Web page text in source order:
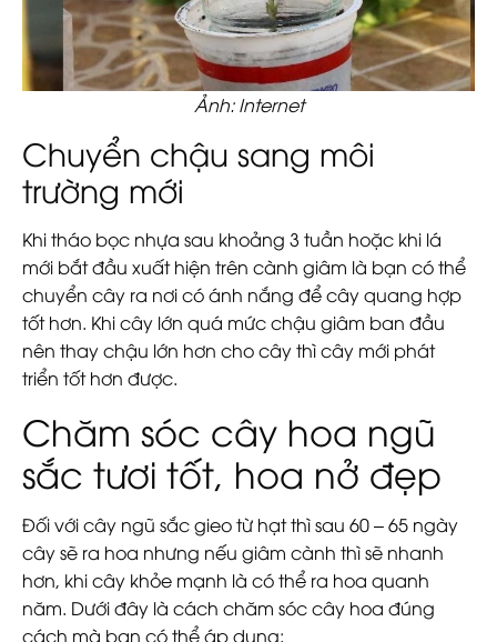
Ảnh: Internet
Chuyển chậu sang môi
trường mới
Khi tháo bọc nhựa sau khoảng 3 tuần hoặc khi lá
mới bắt đầu xuất hiện trên cành giâm là bạn có thể
chuyển cây ra nơi có ánh nắng để cây quang hợp
tốt hơn. Khi cây lớn quá mức chậu giâm ban đầu
nên thay chậu lớn hơn cho cây thì cây mới phát
triển tốt hơn được.
Chăm sóc cây hoa ngũ
sắc tươi tốt, hoa nở đẹp
Đối với cây ngũ sắc gieo từ hạt thì sau 60 – 65 ngày
cây sẽ ra hoa nhưng nếu giâm cành thì sẽ nhanh
hơn, khi cây khỏe mạnh là có thể ra hoa quanh
năm. Dưới đây là cách chăm sóc cây hoa đúng
cách mà bạn có thể áp dụng: